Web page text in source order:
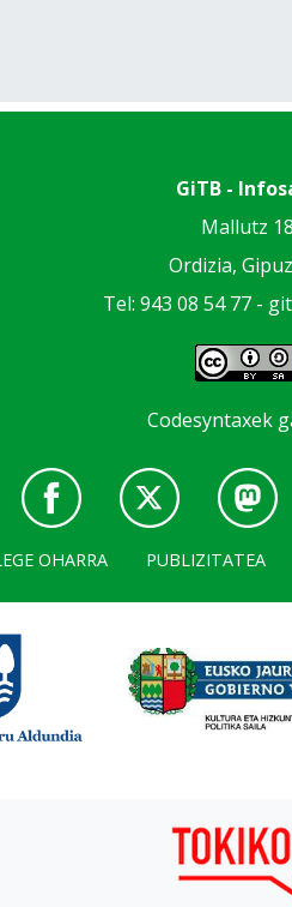
GiTB -
Mallutz 18
Ordizia,
Tel: 943 08 54 77 -
Codesyntaxek
OHARRA PUBLIZITATEA